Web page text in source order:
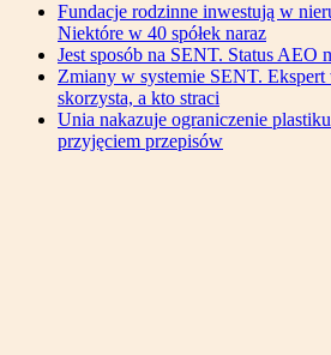
Fundacje rodzinne inwestują w
Niektóre w 40 spółek naraz
Jest sposób na SENT. Status AEO
Zmiany w systemie SENT.
skorzysta, a kto straci
Unia nakazuje ograniczenie
przyjęciem przepisów